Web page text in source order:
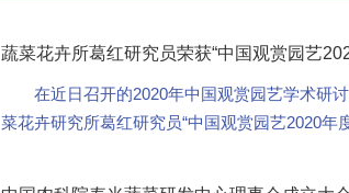
蔬菜花卉所葛红研究员荣获“中国观赏园艺
在近日召开的2020年中国观赏园艺学术研
菜花卉研究所葛红研究员“中国观赏园艺2020年